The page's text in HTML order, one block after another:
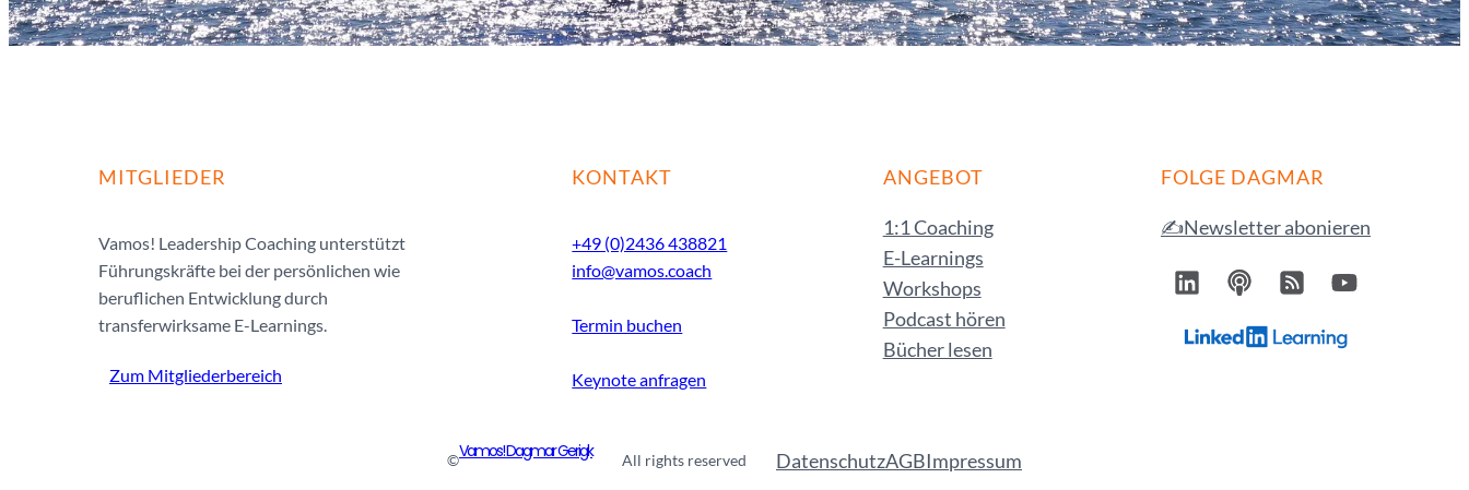
MITGLIEDER
Vamos! Leadership Coaching unterstützt
Führungskräfte bei der persönlichen wie
beruflichen Entwicklung durch
transferwirksame E-Learnings.
Zum Mitgliederbereich
KONTAKT
+49 (0)2436 438821
info@vamos.coach
Termin buchen
Keynote anfragen
ANGEBOT
1:1 Coaching
E-Learnings
Workshops
Podcast hören
Bücher lesen
FOLGE DAGMAR
✍️Newsletter abonieren
©Vamos! Dagmar Gerigk All rights reserved DatenschutzAGBImpressum